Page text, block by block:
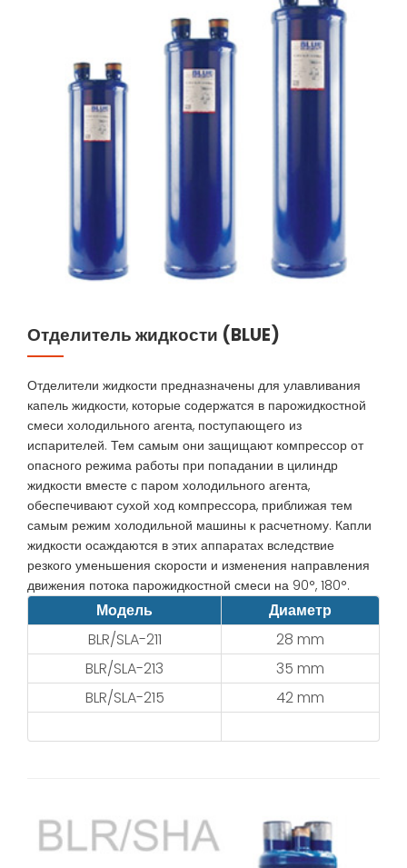
Отделитель жидкости (BLUE)
Отделители жидкости предназначены для улавливания
капель жидкости, которые содержатся в парожидкостной
смеси холодильного агента, поступающего из
испарителей. Тем самым они защищают компрессор от
опасного режима работы при попадании в цилиндр
жидкости вместе с паром холодильного агента,
обеспечивают сухой ход компрессора, приближая тем
самым режим холодильной машины к расчетному. Капли
жидкости осаждаются в этих аппаратах вследствие
резкого уменьшения скорости и изменения направления
движения потока парожидкостной смеси на 90°, 180°.
Модель
Диаметр
BLR/SLA-211
28 mm
BLR/SLA-213
35 mm
BLR/SLA-215
42 mm